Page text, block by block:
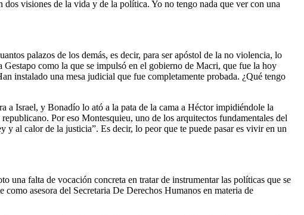
visiones de la vida y de la política. Yo no tengo nada que ver con una
palazos de los demás, es decir, para ser apóstol de la no violencia, lo
Gestapo como la que se impulsó en el gobierno de Macri, que fue la hoy
instalado una mesa judicial que fue completamente probada. ¿Qué tengo
a Israel, y Bonadío lo ató a la pata de la cama a Héctor impidiéndole la
Por eso Montesquieu, uno de los arquitectos fundamentales del
y al calor de la justicia”. Es decir, lo peor que te puede pasar es vivir en un
una falta de vocación concreta en tratar de instrumentar las políticas que se
asesora del Secretaria De Derechos Humanos en materia de